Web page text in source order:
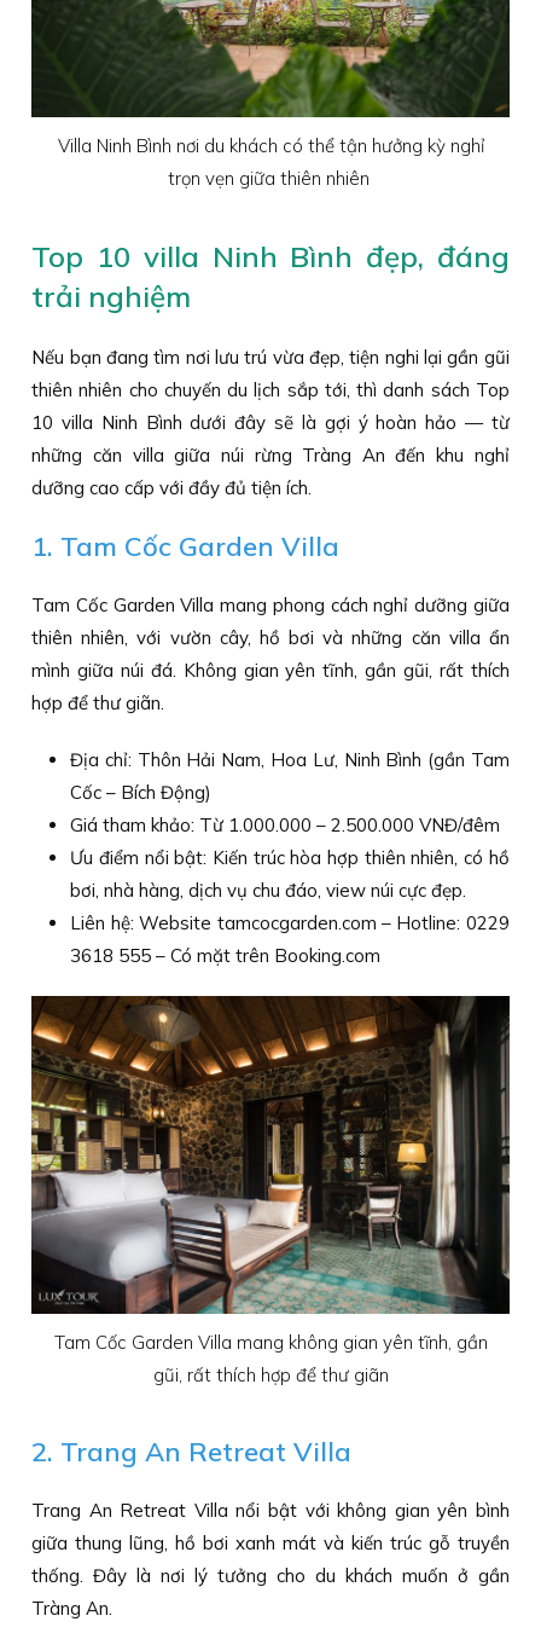
Villa Ninh Bình nơi du khách có thể tận hưởng kỳ nghỉ
trọn vẹn giữa thiên nhiên
Top 10 villa Ninh Bình đẹp, đáng
trải nghiệm
Nếu bạn đang tìm nơi lưu trú vừa đẹp, tiện nghi lại gần gũi
thiên nhiên cho chuyến du lịch sắp tới, thì danh sách Top
10 villa Ninh Bình dưới đây sẽ là gợi ý hoàn hảo — từ
những căn villa giữa núi rừng Tràng An đến khu nghỉ
dưỡng cao cấp với đầy đủ tiện ích.
1. Tam Cốc Garden Villa
Tam Cốc Garden Villa mang phong cách nghỉ dưỡng giữa
thiên nhiên, với vườn cây, hồ bơi và những căn villa ẩn
mình giữa núi đá. Không gian yên tĩnh, gần gũi, rất thích
hợp để thư giãn.
Địa chỉ: Thôn Hải Nam, Hoa Lư, Ninh Bình (gần Tam
Cốc – Bích Động)
Giá tham khảo: Từ 1.000.000 – 2.500.000 VNĐ/đêm
Ưu điểm nổi bật: Kiến trúc hòa hợp thiên nhiên, có hồ
bơi, nhà hàng, dịch vụ chu đáo, view núi cực đẹp.
Liên hệ: Website tamcocgarden.com – Hotline: 0229
3618 555 – Có mặt trên Booking.com
Tam Cốc Garden Villa mang không gian yên tĩnh, gần
gũi, rất thích hợp để thư giãn
2. Trang An Retreat Villa
Trang An Retreat Villa nổi bật với không gian yên bình
giữa thung lũng, hồ bơi xanh mát và kiến trúc gỗ truyền
thống. Đây là nơi lý tưởng cho du khách muốn ở gần
Tràng An.